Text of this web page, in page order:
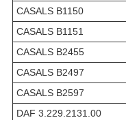
CASALS B1150
CASALS B1151
CASALS B2455
CASALS B2497
CASALS B2597
DAF 3.229.2131.00